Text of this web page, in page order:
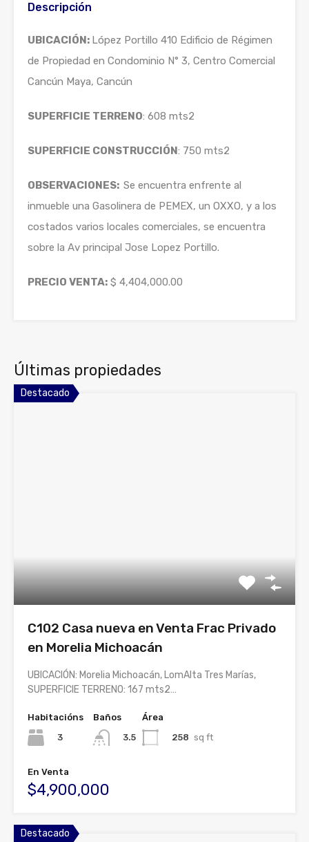
Descripción
UBICACIÓN: López Portillo 410 Edificio de Régimen
de Propiedad en Condominio N° 3, Centro Comercial
Cancún Maya, Cancún
SUPERFICIE TERRENO: 608 mts2
SUPERFICIE CONSTRUCCIÓN: 750 mts2
OBSERVACIONES: Se encuentra enfrente al
inmueble una Gasolinera de PEMEX, un OXXO, y a los
costados varios locales comerciales, se encuentra
sobre la Av principal Jose Lopez Portillo.
PRECIO VENTA: $ 4,404,000.00
Últimas propiedades
Destacado
C102 Casa nueva en Venta Frac Privado
en Morelia Michoacán
UBICACIÓN: Morelia Michoacán, LomAlta Tres Marías,
SUPERFICIE TERRENO: 167 mts2…
Habitacións
3
Baños
3.5
Área
258 sq ft
En Venta
$4,900,000
Destacado